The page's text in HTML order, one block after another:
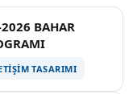
BAHAR
TASARIMI